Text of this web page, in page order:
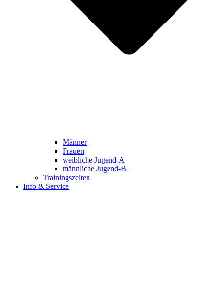
Männer
Frauen
weibliche Jugend-A
männliche Jugend-B
Trainingszeiten
Info & Service